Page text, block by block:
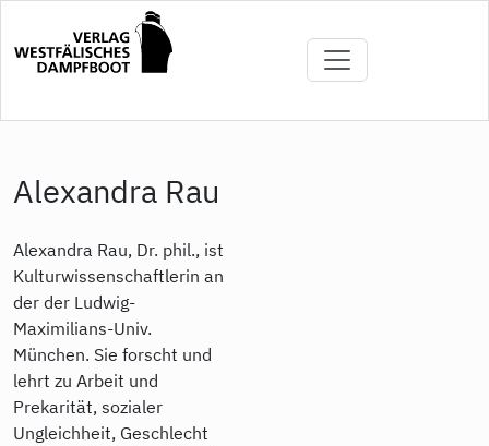
Inhalt
Alexandra Rau
Alexandra Rau, Dr. phil., ist
Kulturwissenschaftlerin an
der der Ludwig-
Maximilians-Univ.
München. Sie forscht und
lehrt zu Arbeit und
Prekarität, sozialer
Ungleichheit, Geschlecht